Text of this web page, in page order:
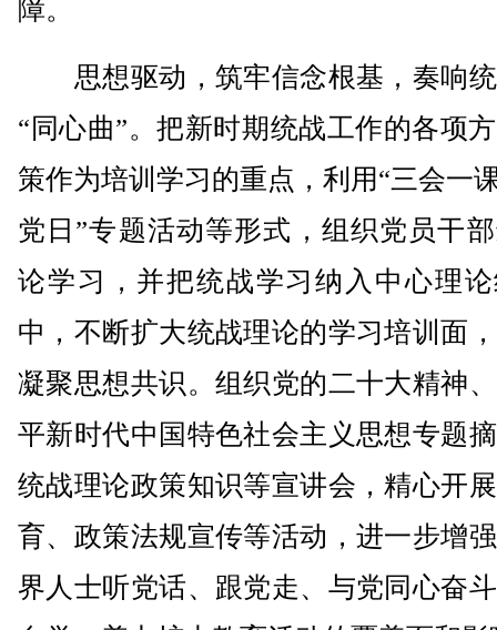
障。
思想驱动，筑牢信念根基，奏响
“同心曲”。把新时期统战工作的各项
策作为培训学习的重点，利用“三会一
党日”专题活动等形式，组织党员干
论学习，并把统战学习纳入中心理
中，不断扩大统战理论的学习培训面
凝聚思想共识。组织党的二十大精神
平新时代中国特色社会主义思想专题
统战理论政策知识等宣讲会，精心开
育、政策法规宣传等活动，进一步增
界人士听党话、跟党走、与党同心奋